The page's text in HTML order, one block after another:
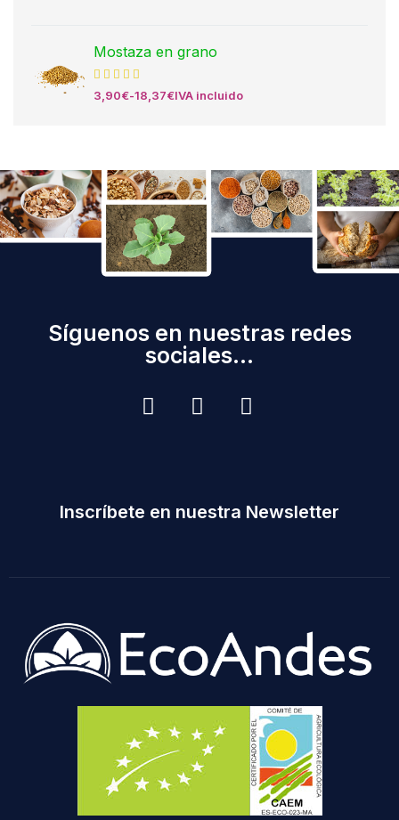
Mostaza en grano
3,90€-18,37€IVA incluido
Síguenos en nuestras redes
sociales...
Inscríbete en nuestra Newsletter